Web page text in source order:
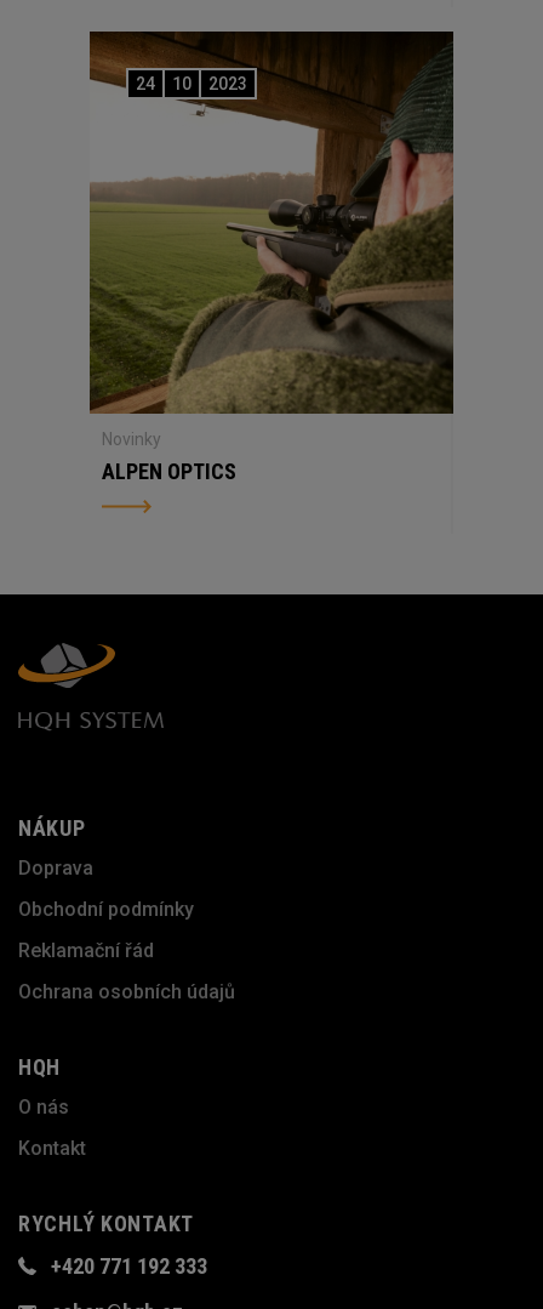
24 10 2023
Novinky
ALPEN OPTICS
NÁKUP
Doprava
Obchodní podmínky
Reklamační řád
Ochrana osobních údajů
HQH
O nás
Kontakt
RYCHLÝ KONTAKT
+420 771 192 333